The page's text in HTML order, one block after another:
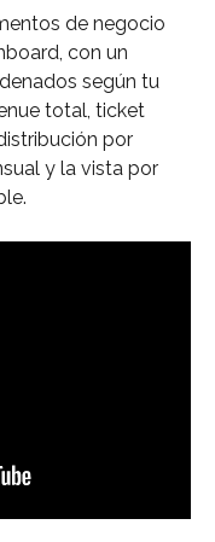
de negocio
con un
según tu
total, ticket
por
y la vista por